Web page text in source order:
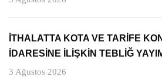
İTHALATTA KOTA VE TARİFE
İDARESİNE İLİŞKİN TEBLİĞ
3 Ağustos 2026